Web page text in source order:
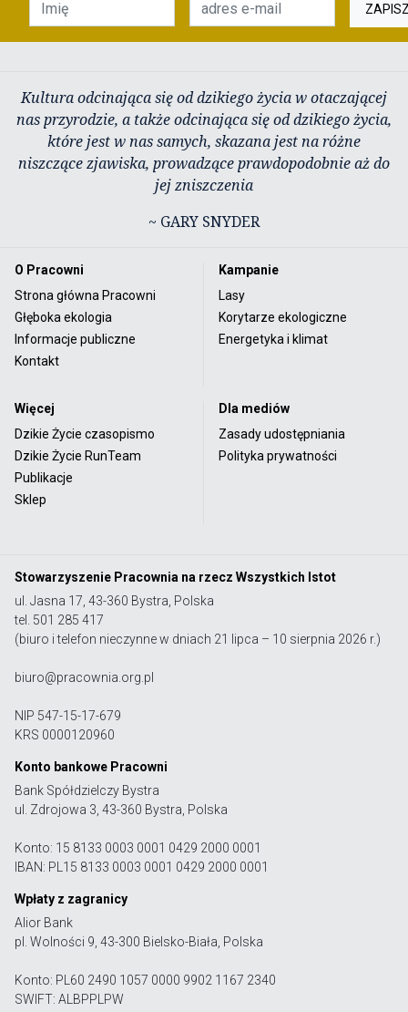
Kultura odcinająca się od dzikiego życia w otaczającej
nas przyrodzie, a także odcinająca się od dzikiego życia,
które jest w nas samych, skazana jest na różne
niszczące zjawiska, prowadzące prawdopodobnie aż do
jej zniszczenia
~ GARY SNYDER
O Pracowni
Strona główna Pracowni
Głęboka ekologia
Informacje publiczne
Kontakt
Kampanie
Lasy
Korytarze ekologiczne
Energetyka i klimat
Więcej
Dzikie Życie czasopismo
Dzikie Życie RunTeam
Publikacje
Sklep
Dla mediów
Zasady udostępniania
Polityka prywatności
Stowarzyszenie Pracownia na rzecz Wszystkich Istot
ul. Jasna 17, 43-360 Bystra, Polska
tel. 501 285 417
(biuro i telefon nieczynne w dniach 21 lipca – 10 sierpnia 2026 r.)
biuro@pracownia.org.pl
NIP 547-15-17-679
KRS 0000120960
Konto bankowe Pracowni
Bank Spółdzielczy Bystra
ul. Zdrojowa 3, 43-360 Bystra, Polska
Konto: 15 8133 0003 0001 0429 2000 0001
IBAN: PL15 8133 0003 0001 0429 2000 0001
Wpłaty z zagranicy
Alior Bank
pl. Wolności 9, 43-300 Bielsko-Biała, Polska
Konto: PL60 2490 1057 0000 9902 1167 2340
SWIFT: ALBPPLPW